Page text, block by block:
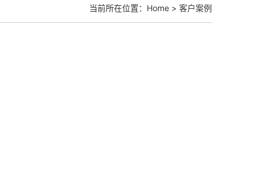
当前所在位置： Home > 客户案例